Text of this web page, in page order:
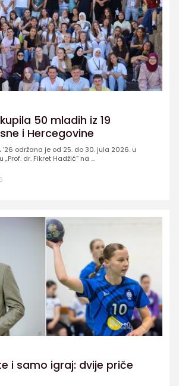
50 mladih iz 19
i Hercegovine
’26 održana je od 25. do 30. jula 2026. u
dr. Fikret Hadžić” na ...
i samo igraj: dvije priče